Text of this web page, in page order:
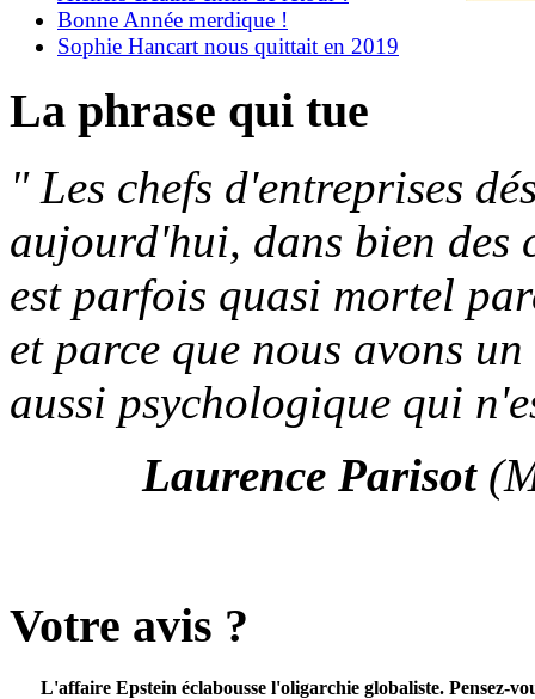
Bonne Année merdique !
Sophie Hancart nous quittait en 2019
La phrase qui tue
" Les chefs d'entreprises
aujourd'hui, dans bien des
est parfois quasi mortel
et parce que nous avons
aussi psychologique qui
Laurence Parisot
Votre avis ?
L'affaire Epstein éclabousse l'oligarchie globaliste. Pensez-